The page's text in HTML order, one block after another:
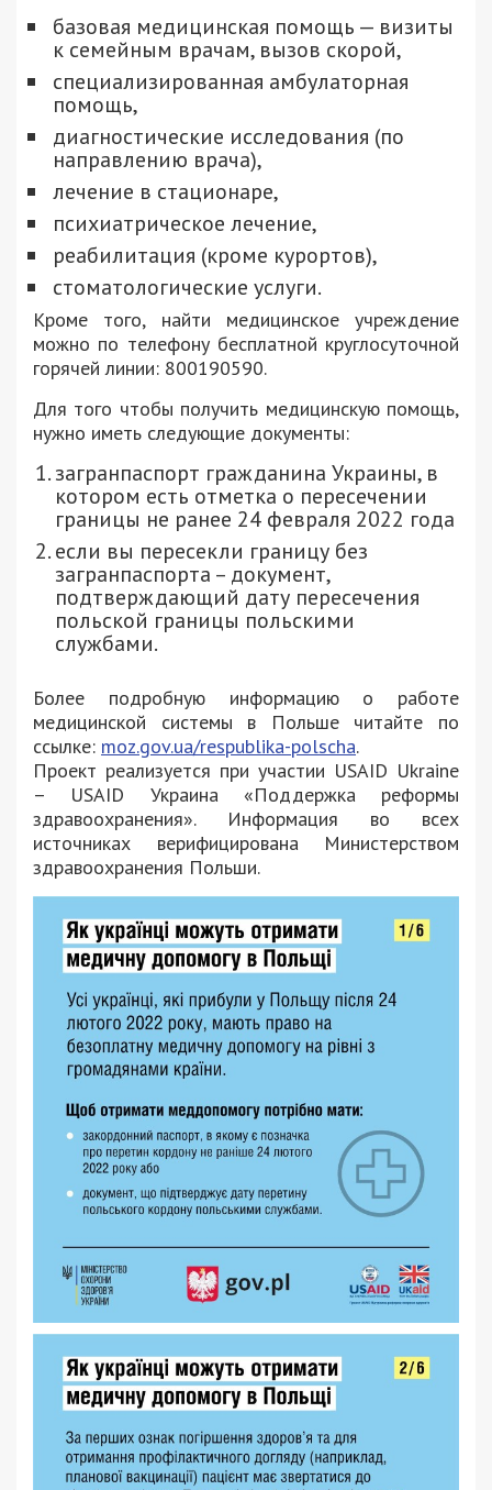
базовая медицинская помощь — визиты
к семейным врачам, вызов скорой,
специализированная амбулаторная
помощь,
диагностические исследования (по
направлению врача),
лечение в стационаре,
психиатрическое лечение,
реабилитация (кроме курортов),
стоматологические услуги.
Кроме того, найти медицинское учреждение
можно по телефону бесплатной круглосуточной
горячей линии: 800190590.
Для того чтобы получить медицинскую помощь,
нужно иметь следующие документы:
загранпаспорт гражданина Украины, в
котором есть отметка о пересечении
границы не ранее 24 февраля 2022 года
если вы пересекли границу без
загранпаспорта – документ,
подтверждающий дату пересечения
польской границы польскими
службами.
Более подробную информацию о работе
медицинской системы в Польше читайте по
ссылке: moz.gov.ua/respublika-polscha.
Проект реализуется при участии USAID Ukraine
– USAID Украина «Поддержка реформы
здравоохранения». Информация во всех
источниках верифицирована Министерством
здравоохранения Польши.